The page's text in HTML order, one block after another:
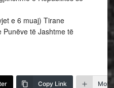
e 6 muaj) Tirane
Punëve të Jashtme të
Copy Link More